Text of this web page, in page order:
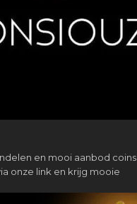
en mooi aanbod coins.
onze link en krijg mooie